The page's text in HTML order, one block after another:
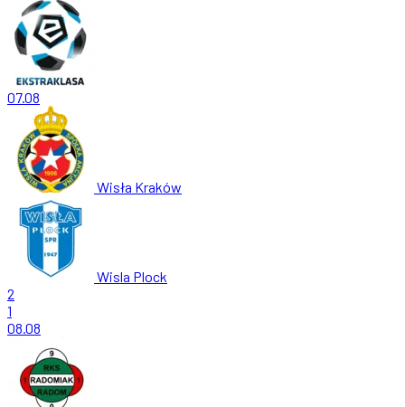
07.08
Wisła Kraków
Wisla Plock
2
1
08.08